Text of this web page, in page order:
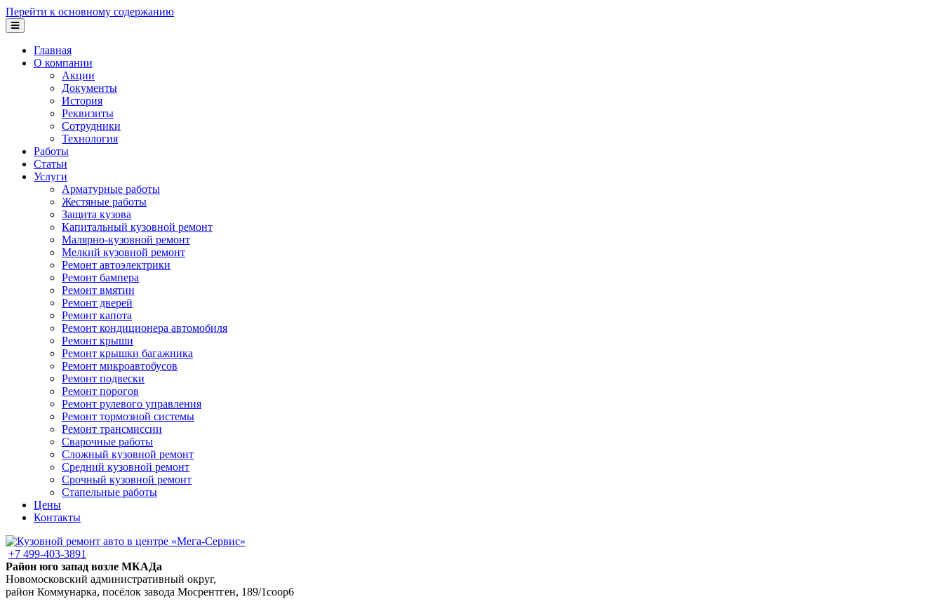
Перейти к основному содержанию
Главная
О компании
Акции
Документы
История
Реквизиты
Сотрудники
Технология
Работы
Статьи
Услуги
Арматурные работы
Жестяные работы
Защита кузова
Капитальный кузовной ремонт
Малярно-кузовной ремонт
Мелкий кузовной ремонт
Ремонт автоэлектрики
Ремонт бампера
Ремонт вмятин
Ремонт дверей
Ремонт капота
Ремонт кондиционера автомобиля
Ремонт крыши
Ремонт крышки багажника
Ремонт микроавтобусов
Ремонт подвески
Ремонт порогов
Ремонт рулевого управления
Ремонт тормозной системы
Ремонт трансмиссии
Сварочные работы
Сложный кузовной ремонт
Средний кузовной ремонт
Срочный кузовной ремонт
Стапельные работы
Цены
Контакты
+7 499-403-3891
Район юго запад возле МКАДа
Новомосковский административный округ,
район Коммунарка, посёлок завода Мосрентген, 189/1соор6